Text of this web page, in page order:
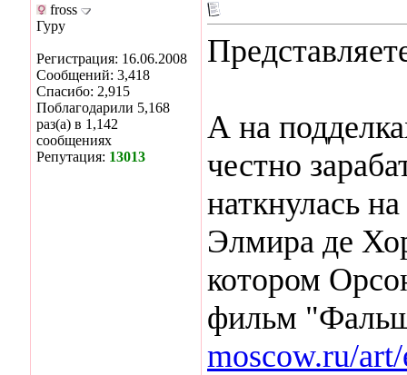
fross
Гуру
Регистрация: 16.06.2008
Сообщений: 3,418
Спасибо: 2,915
Поблагодарили 5,168
раз(а) в 1,142
сообщениях
Репутация: 13013
А на
честно
наткнулась
Элмира де
котором
фильм
moscow.ru/